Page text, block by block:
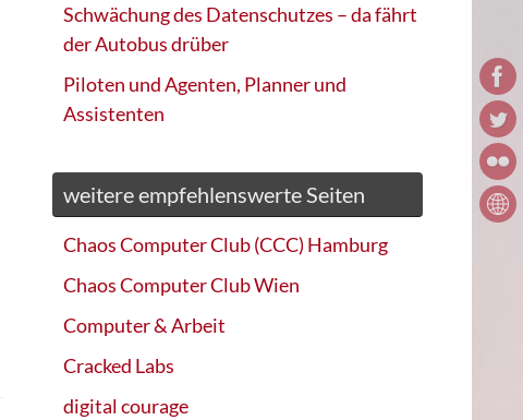
Schwächung des Datenschutzes – da fährt
der Autobus drüber
Piloten und Agenten, Planner und
Assistenten
weitere empfehlenswerte Seiten
Chaos Computer Club (CCC) Hamburg
Chaos Computer Club Wien
Computer & Arbeit
Cracked Labs
digital courage